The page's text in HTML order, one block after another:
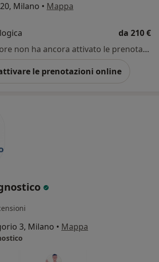
Milano • Mappa
da 210 €
Questo dottore non ha ancora attivato le prenotazioni online presso questo indirizzo.
le prenotazioni online
3, Milano • Mappa